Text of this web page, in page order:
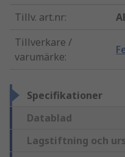
Tillv. art.nr:
Tillverkare /
varumärke:
Specifikationer
Datablad
Lagstiftning och